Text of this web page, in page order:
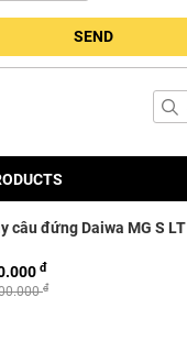
SEND
câu đứng Daiwa MG S LT
đ
đ